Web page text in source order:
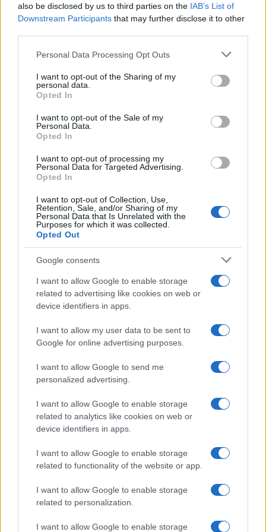
also be disclosed by us to third parties on the IAB’s List of
Downstream Participants that may further disclose it to other
Please note that this website/app uses one or more Google
not limited to your visit or usage behaviour. You may click to
grant or deny consent to Google and its third-party tags to
use your data for below specified purposes in below Google
consent section.
Personal Data Processing Opt Outs
I want to opt-out of the Sharing of my
personal data.
Opted In
I want to opt-out of the Sale of my
Personal Data.
Opted In
I want to opt-out of processing my
Personal Data for Targeted Advertising.
Opted In
I want to opt-out of Collection, Use,
Retention, Sale, and/or Sharing of my
Personal Data that Is Unrelated with the
Purposes for which it was collected.
Opted Out
Google consents
I want to allow Google to enable storage
related to advertising like cookies on web or
device identifiers in apps.
I want to allow my user data to be sent to
Google for online advertising purposes.
I want to allow Google to send me
personalized advertising.
I want to allow Google to enable storage
related to analytics like cookies on web or
device identifiers in apps.
I want to allow Google to enable storage
related to functionality of the website or app.
I want to allow Google to enable storage
related to personalization.
I want to allow Google to enable storage
Παράλληλα, διαμήνυσε πως το αδιαμεσολάβητο όμως
δεν σημαίνει “κάνω ό,τι θέλω”», συμπλήρωσε, ενώ σε
άλλο σημείο της συνέντευξης τόνισε πως η ηγεσία είναι
σαν το σεβασμό, κατακτιέται, δεν επιβάλλεται».
Κληθείς να απαντήσει εάν μετά τις ευρωεκλογές πρέπει
να ξαναδούν στον ΣΥΡΙΖΑ το θέμα της ηγεσίας, ο Γιώργος
πολιτική λειτουργία μέχρι τις ευρωεκλογές. Αν
εξασφαλιστεί και έχουμε καλό αποτέλεσμα, μπορεί να
μη χρειαστεί να αλλάξουμε ηγεσία. Το καλό αποτέλεσμα